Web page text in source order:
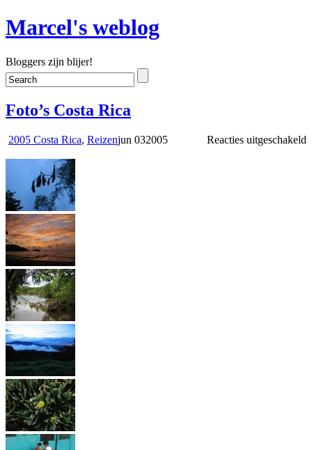
Marcel's weblog
Bloggers zijn blijer!
Foto’s Costa Rica
2005 Costa Rica, Reizen Reacties uitgeschakeld
jun 032005